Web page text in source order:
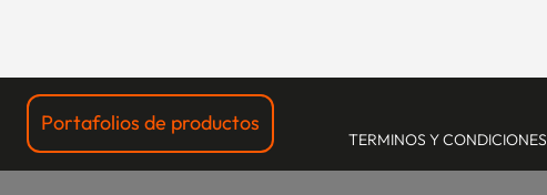
Portafolios de productos
TERMINOS Y CONDICIONES